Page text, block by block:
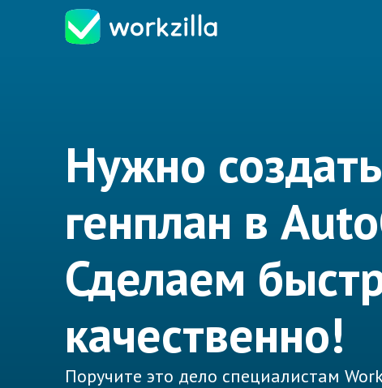
Нужно создать
генплан в
Сделаем
качественно!
Поручите это дело специалистам